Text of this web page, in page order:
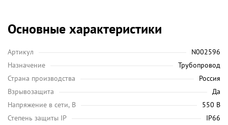
Основные характеристики
Артикул
N002596
Назначение
Трубопровод
Страна производства
Россия
Взрывозащита
Да
Напряжение в сети, В
550 В
Степень защиты IP
IP66